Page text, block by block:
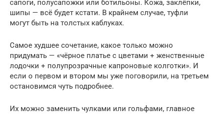
сапоги, полусапожки или ботильоны. Кожа, заклёпки,
шипы — всё будет кстати. В крайнем случае, туфли
могут быть на толстых каблуках.
Самое худшее сочетание, какое только можно
придумать — «чёрное платье с цветами + женственные
лодочки + полупрозрачные капроновые колготки». И
если о первом и втором мы уже поговорили, на третьем
остановимся чуть подробнее.
Их можно заменить чулками или гольфами, главное